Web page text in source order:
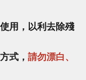
用，以利去除殘
式， 請勿漂白、